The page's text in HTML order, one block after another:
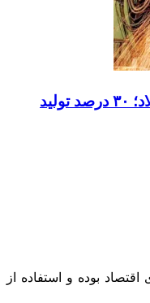
شوک ناترازی انرژی به صنعت فولاد؛ ۳۰ درصد تولید
بوده و استفاده از